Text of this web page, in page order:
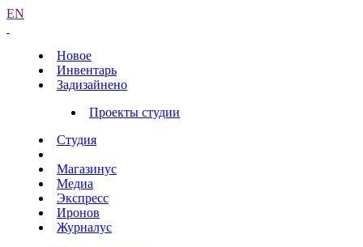
EN
Новое
Инвентарь
Задизайнено
Проекты студии
Студия
Магазинус
Медиа
Экспресс
Иронов
Журналус